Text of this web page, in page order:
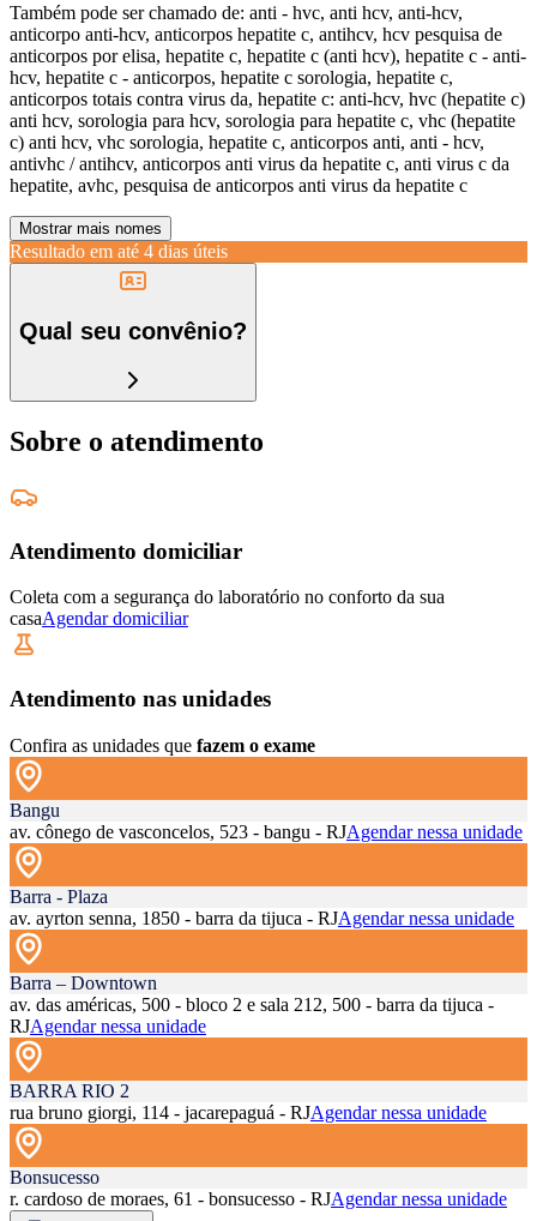
Também pode ser chamado de: anti - hvc, anti hcv, anti-hcv,
anticorpo anti-hcv, anticorpos hepatite c, antihcv, hcv pesquisa de
anticorpos por elisa, hepatite c, hepatite c (anti hcv), hepatite c - anti-
hcv, hepatite c - anticorpos, hepatite c sorologia, hepatite c,
anticorpos totais contra virus da, hepatite c: anti-hcv, hvc (hepatite c)
anti hcv, sorologia para hcv, sorologia para hepatite c, vhc (hepatite
c) anti hcv, vhc sorologia, hepatite c, anticorpos anti, anti - hcv,
antivhc / antihcv, anticorpos anti virus da hepatite c, anti virus c da
hepatite, avhc, pesquisa de anticorpos anti virus da hepatite c
Mostrar mais nomes
Resultado em até 4 dias úteis
Qual seu convênio?
Sobre o atendimento
Atendimento domiciliar
Coleta com a segurança do laboratório no conforto da sua
casaAgendar domiciliar
Atendimento nas unidades
Confira as unidades que fazem o exame
Bangu
av. cônego de vasconcelos, 523 - bangu - RJAgendar nessa unidade
Barra - Plaza
av. ayrton senna, 1850 - barra da tijuca - RJAgendar nessa unidade
Barra – Downtown
av. das américas, 500 - bloco 2 e sala 212, 500 - barra da tijuca -
RJAgendar nessa unidade
BARRA RIO 2
rua bruno giorgi, 114 - jacarepaguá - RJAgendar nessa unidade
Bonsucesso
r. cardoso de moraes, 61 - bonsucesso - RJAgendar nessa unidade